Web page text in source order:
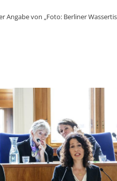
Angabe von „Foto: Berliner